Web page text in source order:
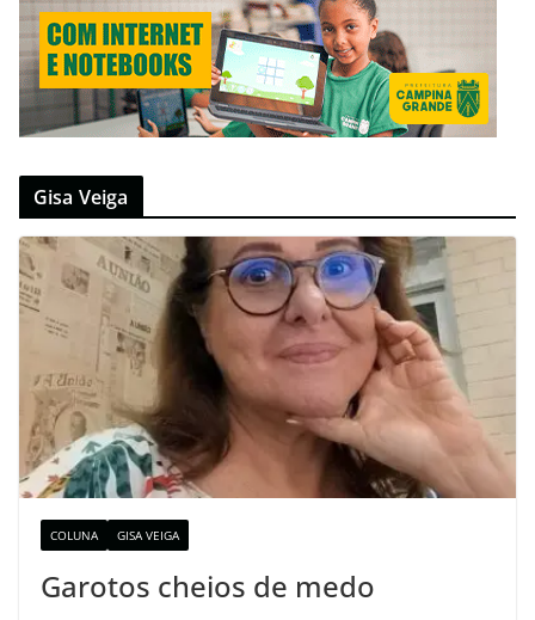
Gisa Veiga
COLUNA GISA VEIGA
Garotos cheios de medo